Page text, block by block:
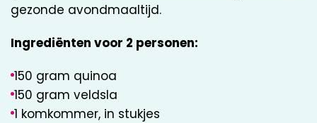
gezonde avondmaaltijd.
Ingrediënten voor 2 personen:
150 gram quinoa
150 gram veldsla
1 komkommer, in stukjes